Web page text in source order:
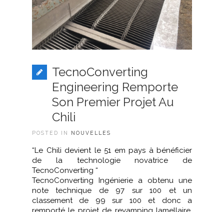
TecnoConverting
Engineering Remporte
Son Premier Projet Au
Chili
POSTED IN NOUVELLES
“Le Chili devient le 51 em pays à bénéficier
de la technologie novatrice de
TecnoConverting “
TecnoConverting Ingénierie a obtenu une
note technique de 97 sur 100 et un
classement de 99 sur 100 et donc a